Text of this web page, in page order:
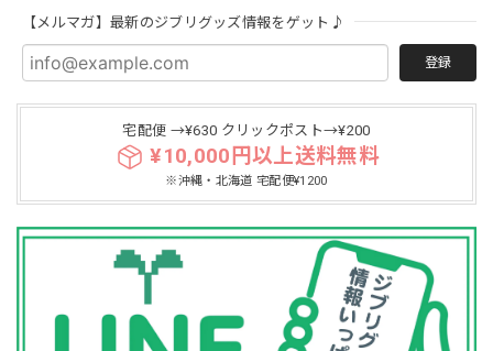
【メルマガ】最新のジブリグッズ情報をゲット♪
登録
宅配便 →¥630 クリックポスト→¥200
¥10,000円以上送料無料
※沖縄・北海道 宅配便¥1200